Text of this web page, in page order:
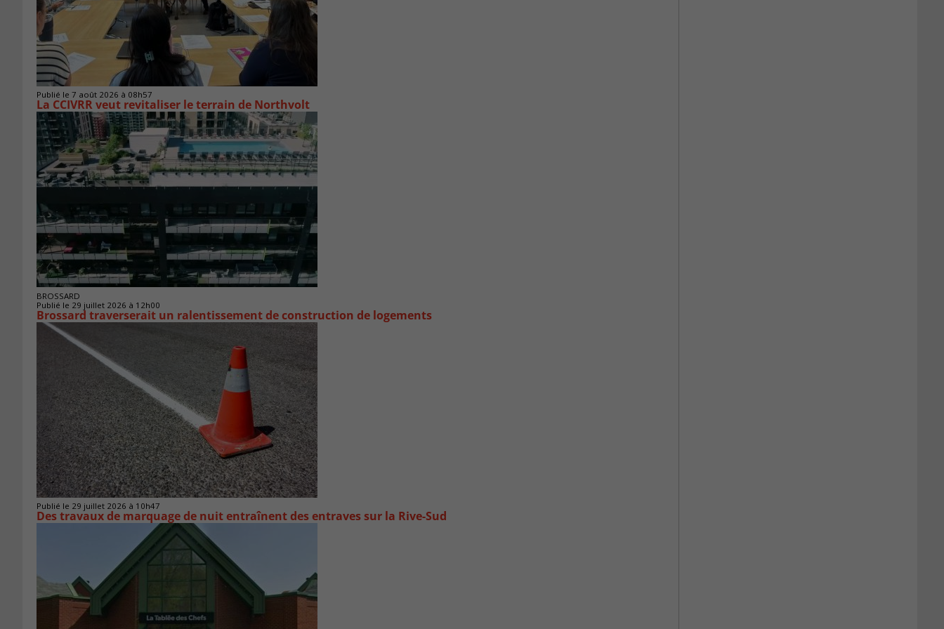
Publié le 7 août 2026 à 08h57
La CCIVRR veut revitaliser le terrain de Northvolt
BROSSARD
Publié le 29 juillet 2026 à 12h00
Brossard traverserait un ralentissement de construction de logements
Publié le 29 juillet 2026 à 10h47
Des travaux de marquage de nuit entraînent des entraves sur la Rive-Sud